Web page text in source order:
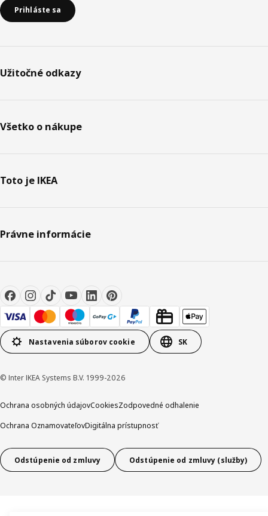
Prihláste sa
Užitočné odkazy
Všetko o nákupe
Toto je IKEA
Právne informácie
Nastavenia súborov cookie SK
© Inter IKEA Systems B.V. 1999-2026
Ochrana osobných údajovCookiesZodpovedné odhalenie
Ochrana OznamovateľovDigitálna prístupnosť
Odstúpenie od zmluvy Odstúpenie od zmluvy (služby)